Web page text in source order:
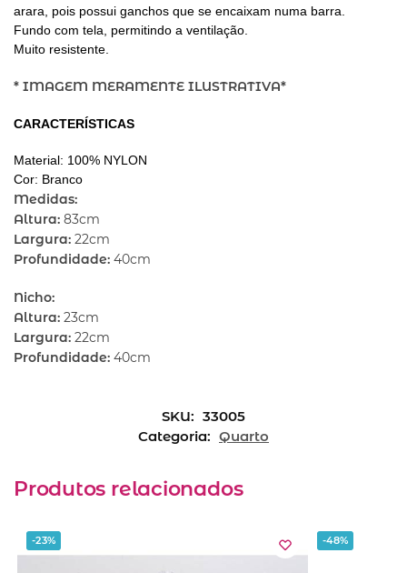
arara, pois possui ganchos que se encaixam numa barra.
Fundo com tela, permitindo a ventilação.
Muito resistente.
* IMAGEM MERAMENTE ILUSTRATIVA*
CARACTERÍSTICAS
Material: 100% NYLON
Cor: Branco
Medidas:
Altura: 83cm
Largura: 22cm
Profundidade: 40cm
Nicho:
Altura: 23cm
Largura: 22cm
Profundidade: 40cm
SKU: 33005
Categoria: Quarto
Produtos relacionados
-23% -48%